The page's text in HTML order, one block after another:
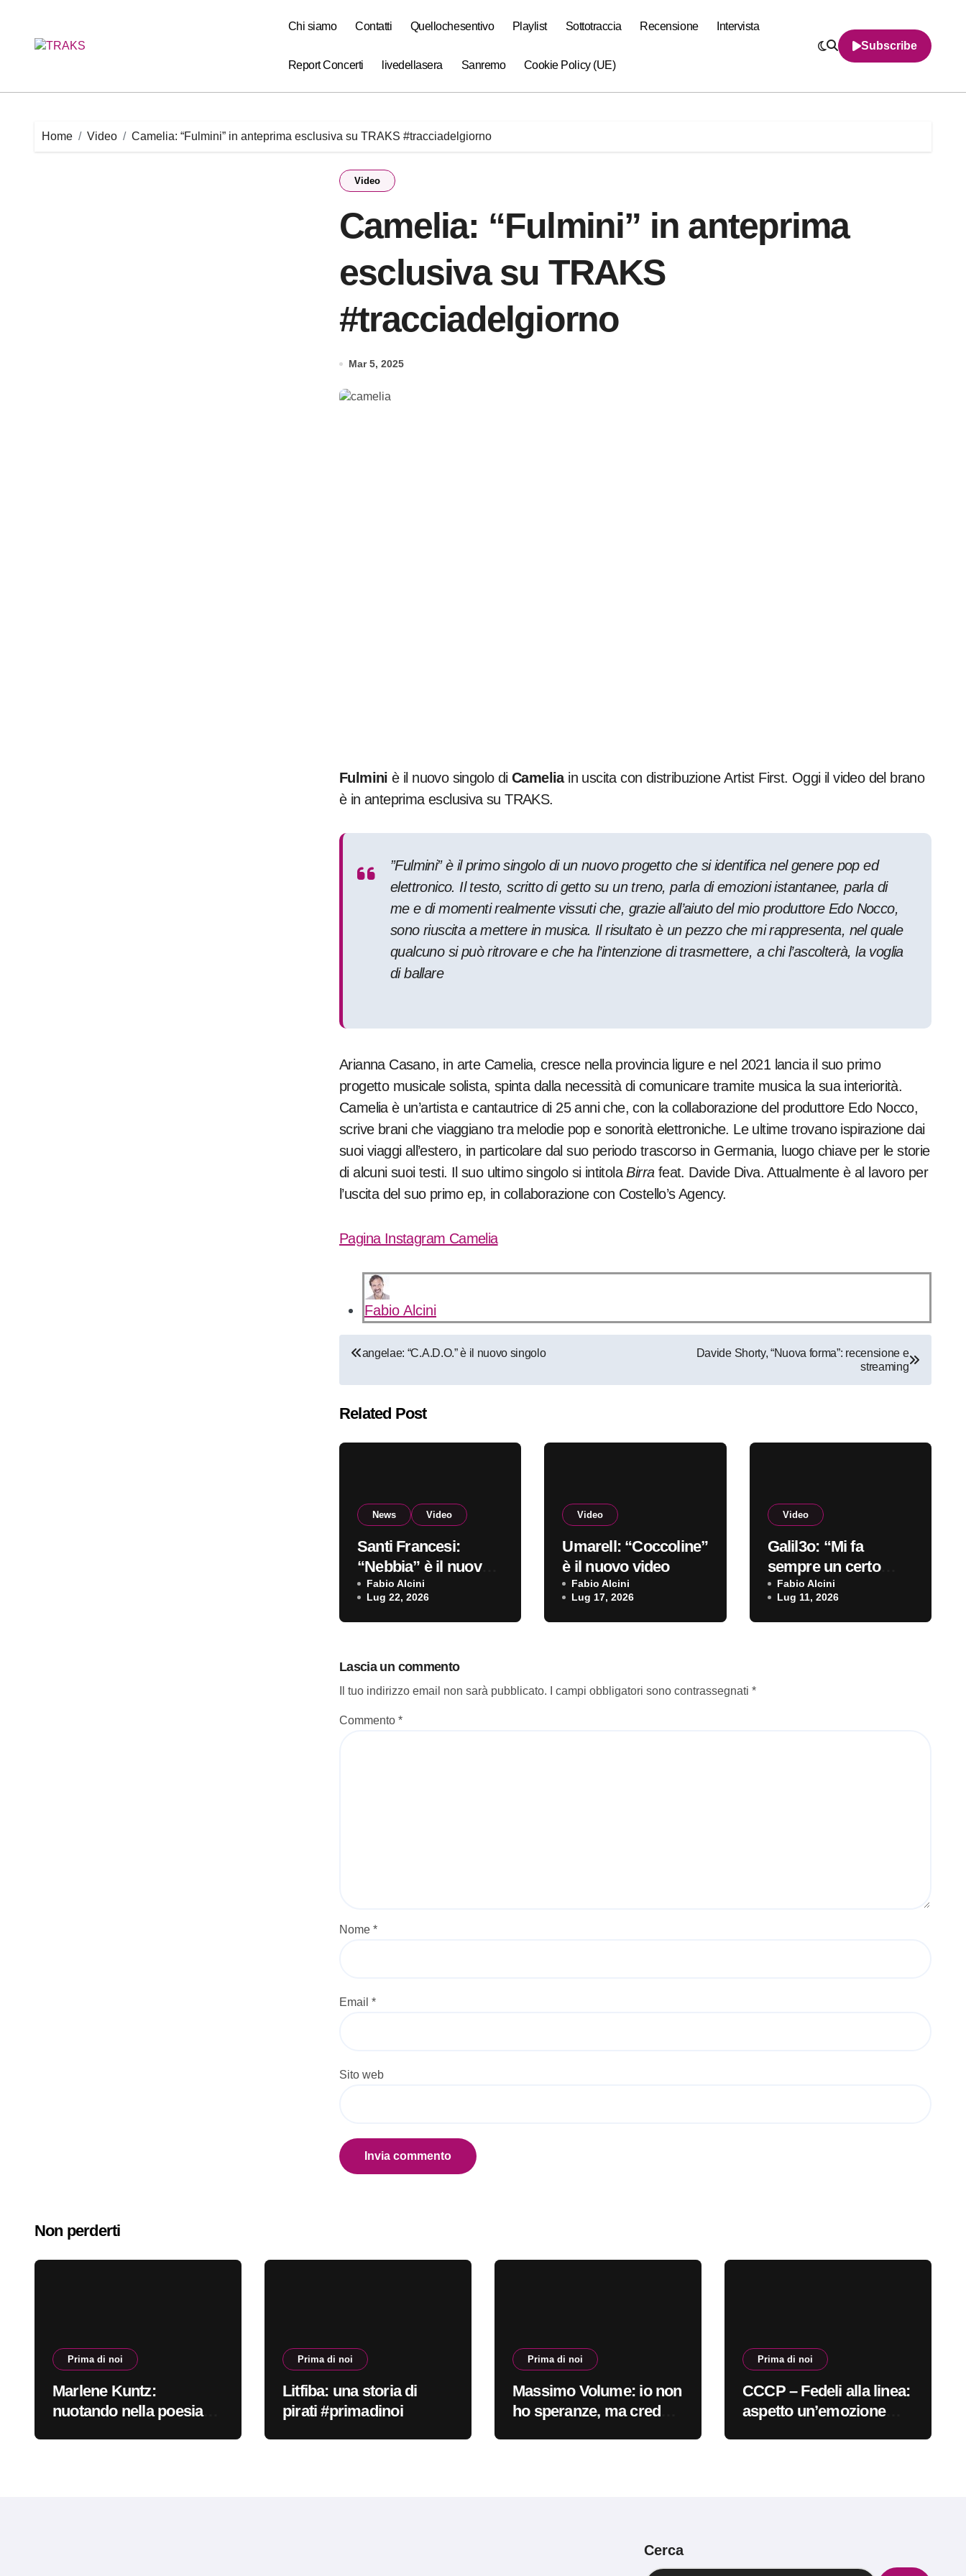
content
Chi siamo Contatti Quellochesentivo Playlist Sottotraccia Recensione Intervista
Report Concerti livedellasera Sanremo Cookie Policy (UE)
Subscribe
Home Video Camelia: “Fulmini” in anteprima esclusiva su TRAKS #tracciadelgiorno
Video
Camelia: “Fulmini” in anteprima
esclusiva su TRAKS
#tracciadelgiorno
Mar 5, 2025
Fulmini è il nuovo singolo diCamelia in uscita con distribuzione Artist First. Oggi il video del brano
è in anteprima esclusiva su TRAKS.
”Fulmini” è il primo singolo di un nuovo progetto che si identifica nel genere pop ed
elettronico. Il testo, scritto di getto su un treno, parla di emozioni istantanee, parla di
me e di momenti realmente vissuti che, grazie all’aiuto del mio produttore Edo Nocco,
sono riuscita a mettere in musica. Il risultato è un pezzo che mi rappresenta, nel quale
qualcuno si può ritrovare e che ha l’intenzione di trasmettere, a chi l’ascolterà, la voglia
di ballare
Arianna Casano, in arte Camelia, cresce nella provincia ligure e nel 2021 lancia il suo primo
progetto musicale solista, spinta dalla necessità di comunicare tramite musica la sua interiorità.
Camelia è un’artista e cantautrice di 25 anni che, con la collaborazione del produttore Edo Nocco,
scrive brani che viaggiano tra melodie pop e sonorità elettroniche. Le ultime trovano ispirazione dai
suoi viaggi all’estero, in particolare dal suo periodo trascorso in Germania, luogo chiave per le storie
di alcuni suoi testi. Il suo ultimo singolo si intitolaBirrafeat. Davide Diva. Attualmente è al lavoro per
l’uscita del suo primo ep, in collaborazione con Costello’s Agency.
Pagina Instagram Camelia
Fabio Alcini
Navigazione
articoli
angelae: “C.A.D.O.” è il nuovo singolo
Davide Shorty, “Nuova forma”: recensione e
streaming
Related Post
News Video
Santi Francesi:
“Nebbia” è il nuovo
video
Fabio Alcini
Lug 22, 2026
Video
Umarell: “Coccoline”
è il nuovo video
Fabio Alcini
Lug 17, 2026
Video
Galil3o: “Mi fa
sempre un certo
effetto” è il nuovo
video
Fabio Alcini
Lug 11, 2026
Lascia un commento
Il tuo indirizzo email non sarà pubblicato. I campi obbligatori sono contrassegnati *
Commento *
Nome *
Email *
Sito web
Non perderti
Prima di noi
Marlene Kuntz:
nuotando nella poesia
Prima di noi
Litfiba: una storia di
pirati #primadinoi
Prima di noi
Massimo Volume: io non
ho speranze, ma credo
Prima di noi
CCCP – Fedeli alla linea:
aspetto un’emozione
Cerca